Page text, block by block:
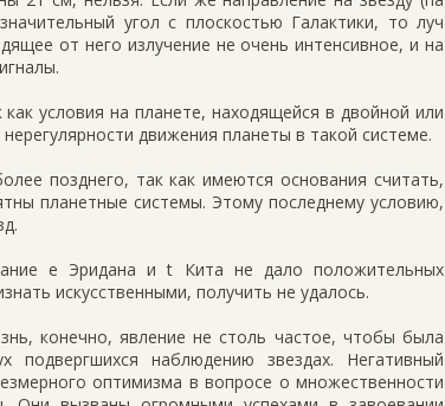
угол с плоскостью Галактики, то луч
от него излучение не очень интенсивное, и на
условия на планете, находящейся в двойной или
движения планеты в такой системе.
позднего, так как имеются основания считать,
планетные системы. Этому последнему условию,
e Эридана и t Кита не дало положительных
искусственными, получить не удалось.
конечно, явление не столь частое, чтобы была
наблюдению звездах. Негативный
оптимизма в вопросе о множественности